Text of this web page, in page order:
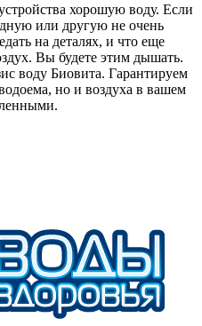
хорошую воду. Если
или другую не очень
на деталях, и что еще
Вы будете этим дышать.
воду Биовита. Гарантируем
но и воздуха в вашем